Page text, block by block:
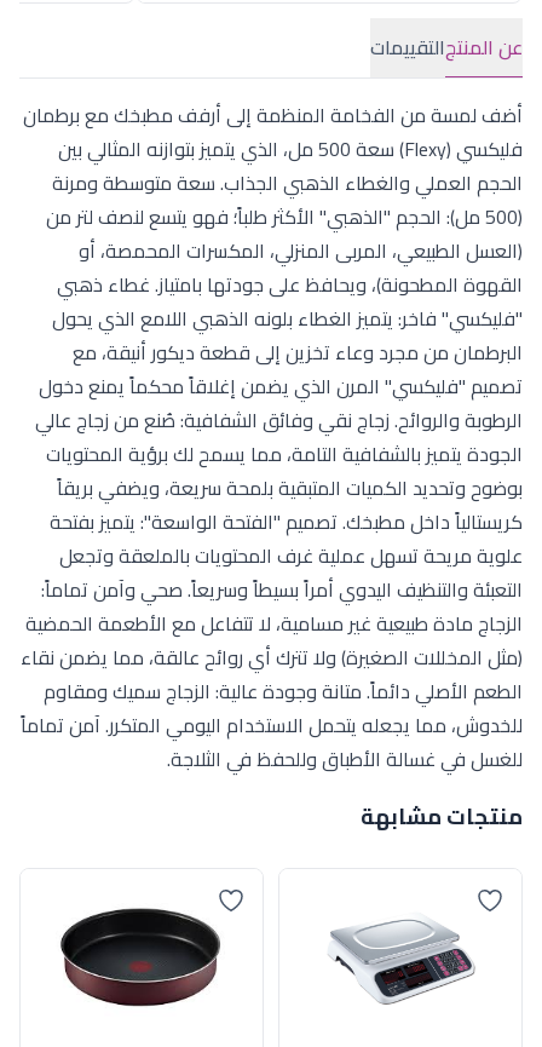
عن المنتجالتقييمات
أضف لمسة من الفخامة المنظمة إلى أرفف مطبخك مع برطمان
فليكسي (Flexy) سعة 500 مل، الذي يتميز بتوازنه المثالي بين
الحجم العملي والغطاء الذهبي الجذاب. سعة متوسطة ومرنة
(500 مل): الحجم "الذهبي" الأكثر طلباً؛ فهو يتسع لنصف لتر من
(العسل الطبيعي، المربى المنزلي، المكسرات المحمصة، أو
القهوة المطحونة)، ويحافظ على جودتها بامتياز. غطاء ذهبي
"فليكسي" فاخر: يتميز الغطاء بلونه الذهبي اللامع الذي يحول
البرطمان من مجرد وعاء تخزين إلى قطعة ديكور أنيقة، مع
تصميم "فليكسي" المرن الذي يضمن إغلاقاً محكماً يمنع دخول
الرطوبة والروائح. زجاج نقي وفائق الشفافية: صُنع من زجاج عالي
الجودة يتميز بالشفافية التامة، مما يسمح لك برؤية المحتويات
بوضوح وتحديد الكميات المتبقية بلمحة سريعة، ويضفي بريقاً
كريستالياً داخل مطبخك. تصميم "الفتحة الواسعة": يتميز بفتحة
علوية مريحة تسهل عملية غرف المحتويات بالملعقة وتجعل
التعبئة والتنظيف اليدوي أمراً بسيطاً وسريعاً. صحي وآمن تماماً:
الزجاج مادة طبيعية غير مسامية، لا تتفاعل مع الأطعمة الحمضية
(مثل المخللات الصغيرة) ولا تترك أي روائح عالقة، مما يضمن نقاء
الطعم الأصلي دائماً. متانة وجودة عالية: الزجاج سميك ومقاوم
للخدوش، مما يجعله يتحمل الاستخدام اليومي المتكرر. آمن تماماً
للغسل في غسالة الأطباق وللحفظ في الثلاجة.
منتجات مشابهة